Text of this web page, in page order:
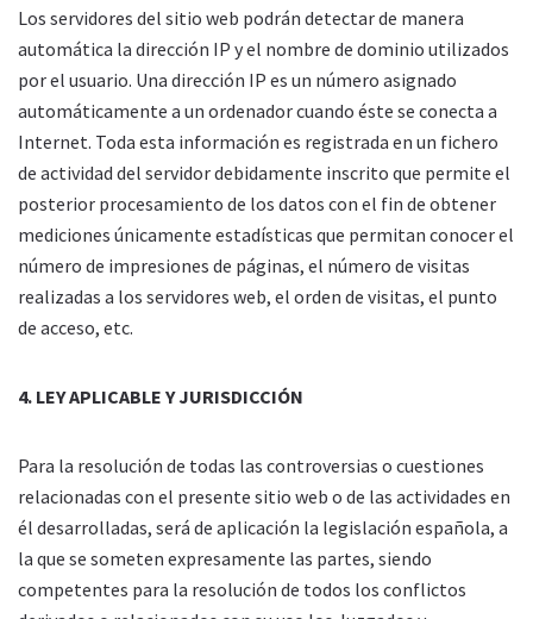
Los servidores del sitio web podrán detectar de manera
automática la dirección IP y el nombre de dominio utilizados
por el usuario. Una dirección IP es un número asignado
automáticamente a un ordenador cuando éste se conecta a
Internet. Toda esta información es registrada en un fichero
de actividad del servidor debidamente inscrito que permite el
posterior procesamiento de los datos con el fin de obtener
mediciones únicamente estadísticas que permitan conocer el
número de impresiones de páginas, el número de visitas
realizadas a los servidores web, el orden de visitas, el punto
de acceso, etc.
4. LEY APLICABLE Y JURISDICCIÓN
Para la resolución de todas las controversias o cuestiones
relacionadas con el presente sitio web o de las actividades en
él desarrolladas, será de aplicación la legislación española, a
la que se someten expresamente las partes, siendo
competentes para la resolución de todos los conflictos